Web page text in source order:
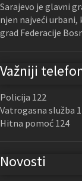
Sarajevo je glavni
njen najveći
grad Federacije
Važniji
Policija 122
Vatrogasna služba
Hitna pomoć 124
Novosti